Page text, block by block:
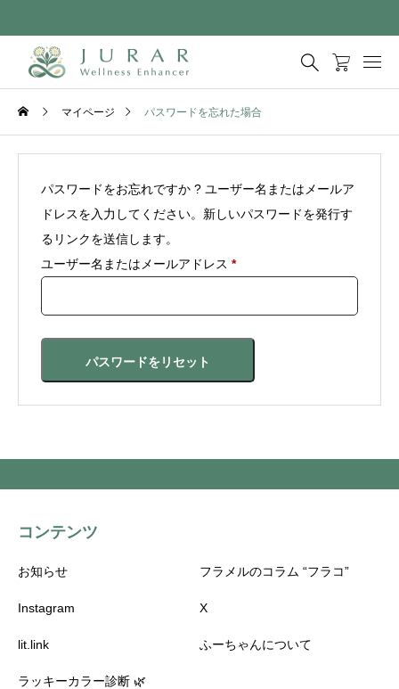
マイページ パスワードを忘れた場合
パスワードをお忘れですか ? ユーザー名またはメールア
ドレスを入力してください。新しいパスワードを発行す
るリンクを送信します。
ユーザー名またはメールアドレス *必
パスワードをリセット
コンテンツ
お知らせ フラメルのコラム “フラコ”
Instagram X
lit.link ふーちゃんについて
ラッキーカラー診断 🌿